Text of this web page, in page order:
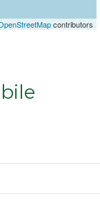
contributors